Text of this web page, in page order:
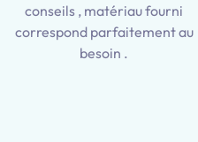
conseils , matériau fourni
correspond parfaitement au
besoin .